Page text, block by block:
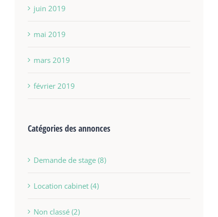
juin 2019
mai 2019
mars 2019
février 2019
Catégories des annonces
Demande de stage (8)
Location cabinet (4)
Non classé (2)